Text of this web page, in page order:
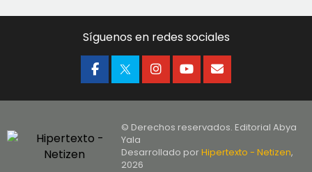
Síguenos en redes sociales
© Derechos reservados. Editorial Abya
Yala
Desarrollado porHipertexto - Netizen,
2026